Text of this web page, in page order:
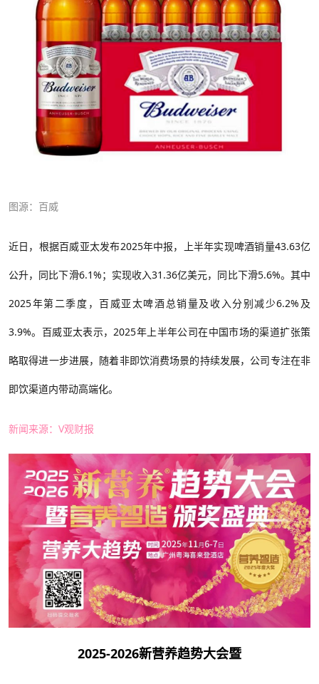
图源：百威
近日，根据百威亚太发布2025年中报，上半年实现啤酒销量43.63亿
公升，同比下滑6.1%；实现收入31.36亿美元，同比下滑5.6%。 其中
2025年第二季度，百威亚太啤酒总销量及收入分别减少6.2%及
3.9%。百威亚太表示，2025年上半年公司在中国市场的渠道扩张策
略取得进一步进展，随着非即饮消费场景的持续发展，公司专注在非
即饮渠道内带动高端化。
新闻来源： V观财报
2025-2026新营养趋势大会暨